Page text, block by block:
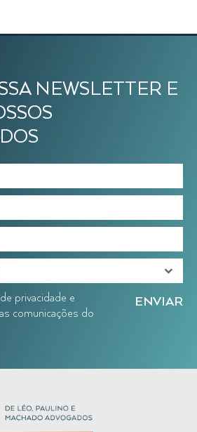
NEWSLETTER E
privacidade e
comunicações do